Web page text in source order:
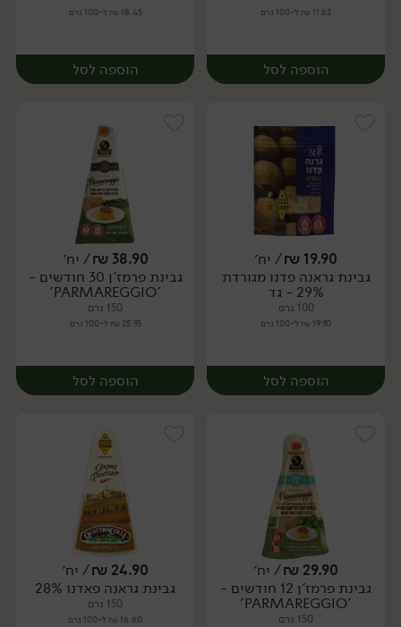
11.63 ₪ ל-100 גרם
הוספה לסל
יח׳
18.45 ₪ ל-100 גרם
הוספה לסל
יח׳
19.90
₪/ יח׳
גבינת גראנה פדנו מגורדת
29% - גד
100 גרם
19.90 ₪ ל-100 גרם
הוספה לסל
יח׳
38.90
₪/ יח׳
גבינת פרמז'ן 30 חודשים -
'PARMAREGGIO'
150 גרם
25.93 ₪ ל-100 גרם
הוספה לסל
יח׳
29.90
₪/ יח׳
גבינת פרמז'ן 12 חודשים -
'PARMAREGGIO'
150 גרם
24.90
₪/ יח׳
גבינת גראנה פאדנו 28%
150 גרם
16.60 ₪ ל-100 גרם